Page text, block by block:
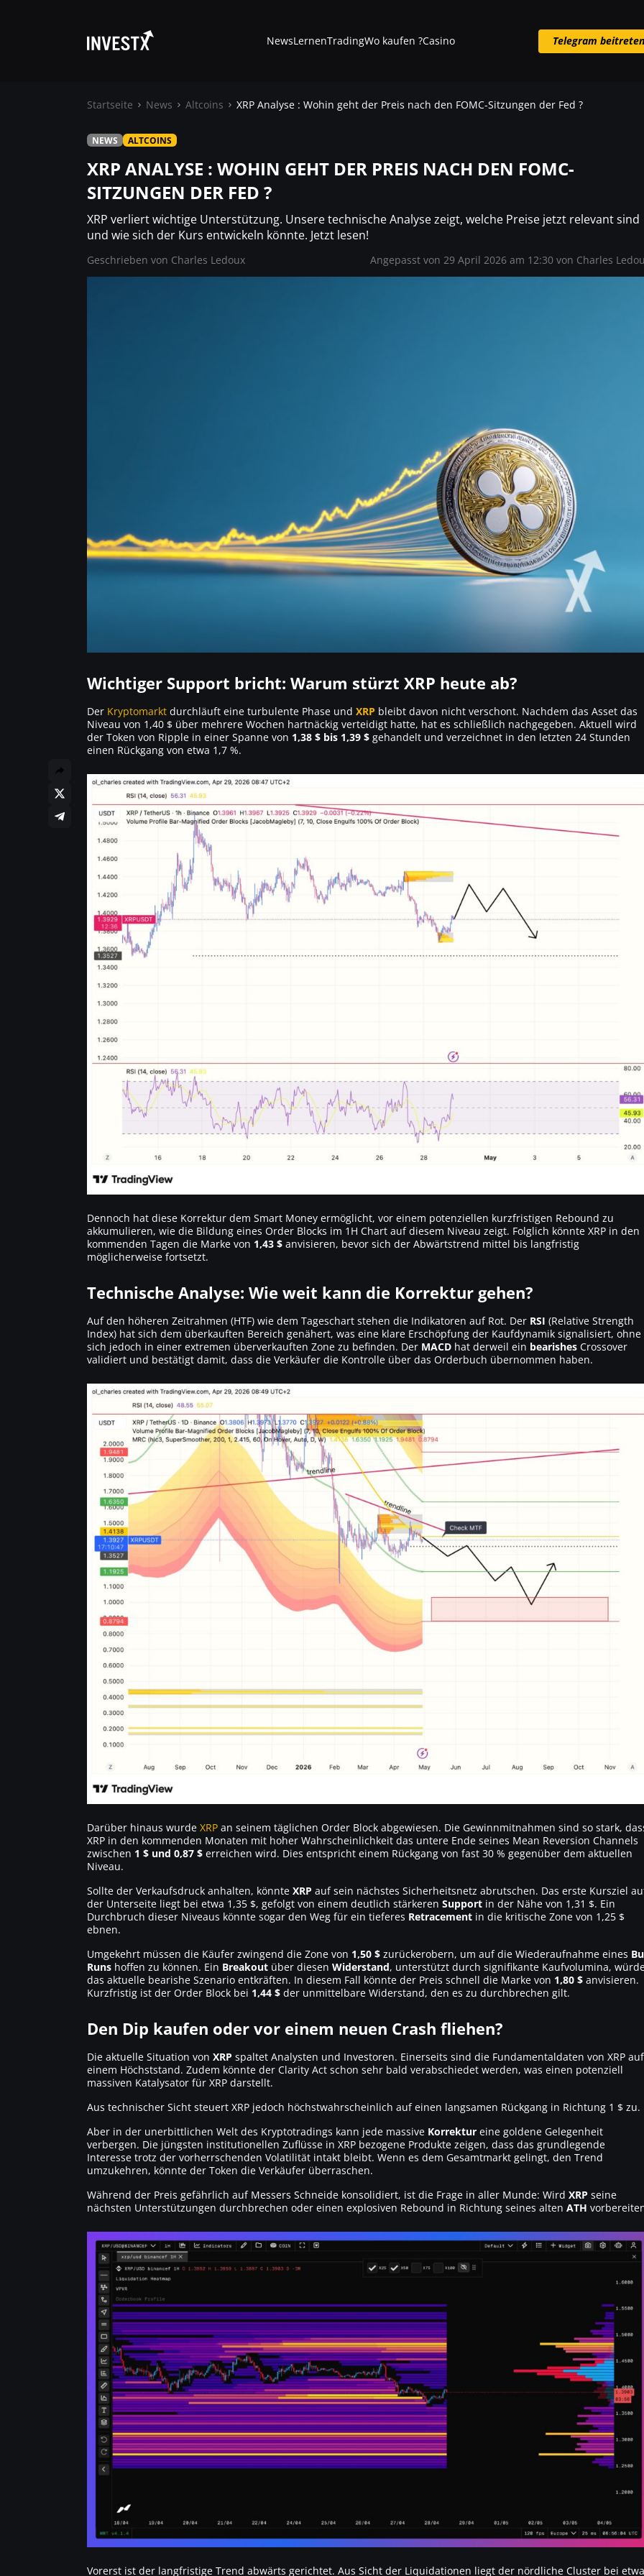
News
Lernen
Trading
Wo kaufen ?
NewsLernenTradingWo kaufen ?Casino Telegram beitreten
Startseite News Altcoins XRP Analyse : Wohin geht der Preis nach den FOMC-Sitzungen der Fed ?
NEWS ALTCOINS
XRP ANALYSE : WOHIN GEHT DER PREIS NACH DEN FOMC-
SITZUNGEN DER FED ?
XRP verliert wichtige Unterstützung. Unsere technische Analyse zeigt, welche Preise jetzt relevant sind
und wie sich der Kurs entwickeln könnte. Jetzt lesen!
Geschrieben von Charles Ledoux Angepasst von 29 April 2026 am 12:30 von Charles
Wichtiger Support bricht: Warum stürzt XRP heute ab?
Der Kryptomarkt durchläuft eine turbulente Phase und XRP bleibt davon nicht verschont. Nachdem das Asset das
Niveau von 1,40 $ über mehrere Wochen hartnäckig verteidigt hatte, hat es schließlich nachgegeben. Aktuell wird
der Token von Ripple in einer Spanne von 1,38 $ bis 1,39 $ gehandelt und verzeichnet in den letzten 24 Stunden
einen Rückgang von etwa 1,7 %.
Dennoch hat diese Korrektur dem Smart Money ermöglicht, vor einem potenziellen kurzfristigen Rebound zu
akkumulieren, wie die Bildung eines Order Blocks im 1H Chart auf diesem Niveau zeigt. Folglich könnte XRP in den
kommenden Tagen die Marke von 1,43 $ anvisieren, bevor sich der Abwärtstrend mittel bis langfristig
möglicherweise fortsetzt.
Technische Analyse: Wie weit kann die Korrektur gehen?
Auf den höheren Zeitrahmen (HTF) wie dem Tageschart stehen die Indikatoren auf Rot. Der RSI (Relative Strength
Index) hat sich dem überkauften Bereich genähert, was eine klare Erschöpfung der Kaufdynamik signalisiert, ohne
sich jedoch in einer extremen überverkauften Zone zu befinden. Der MACD hat derweil ein bearishes Crossover
validiert und bestätigt damit, dass die Verkäufer die Kontrolle über das Orderbuch übernommen haben.
Darüber hinaus wurde XRP an seinem täglichen Order Block abgewiesen. Die Gewinnmitnahmen sind so stark,
XRP in den kommenden Monaten mit hoher Wahrscheinlichkeit das untere Ende seines Mean Reversion Channels
zwischen 1 $ und 0,87 $ erreichen wird. Dies entspricht einem Rückgang von fast 30 % gegenüber dem aktuellen
Niveau.
Sollte der Verkaufsdruck anhalten, könnte XRP auf sein nächstes Sicherheitsnetz abrutschen. Das erste Kursziel
der Unterseite liegt bei etwa 1,35 $, gefolgt von einem deutlich stärkeren Support in der Nähe von 1,31 $. Ein
Durchbruch dieser Niveaus könnte sogar den Weg für ein tieferes Retracement in die kritische Zone von 1,25 $
ebnen.
Umgekehrt müssen die Käufer zwingend die Zone von 1,50 $ zurückerobern, um auf die Wiederaufnahme eines
Runs hoffen zu können. Ein Breakout über diesen Widerstand, unterstützt durch signifikante Kaufvolumina,
das aktuelle bearishe Szenario entkräften. In diesem Fall könnte der Preis schnell die Marke von 1,80 $ anvisieren.
Kurzfristig ist der Order Block bei 1,44 $ der unmittelbare Widerstand, den es zu durchbrechen gilt.
Den Dip kaufen oder vor einem neuen Crash fliehen?
Die aktuelle Situation von XRP spaltet Analysten und Investoren. Einerseits sind die Fundamentaldaten von XRP auf
einem Höchststand. Zudem könnte der Clarity Act schon sehr bald verabschiedet werden, was einen potenziell
massiven Katalysator für XRP darstellt.
Aus technischer Sicht steuert XRP jedoch höchstwahrscheinlich auf einen langsamen Rückgang in Richtung 1 $ zu.
Aber in der unerbittlichen Welt des Kryptotradings kann jede massive Korrektur eine goldene Gelegenheit
verbergen. Die jüngsten institutionellen Zuflüsse in XRP bezogene Produkte zeigen, dass das grundlegende
Interesse trotz der vorherrschenden Volatilität intakt bleibt. Wenn es dem Gesamtmarkt gelingt, den Trend
umzukehren, könnte der Token die Verkäufer überraschen.
Während der Preis gefährlich auf Messers Schneide konsolidiert, ist die Frage in aller Munde: Wird XRP seine
nächsten Unterstützungen durchbrechen oder einen explosiven Rebound in Richtung seines alten ATH
Vorerst ist der langfristige Trend abwärts gerichtet. Aus Sicht der Liquidationen liegt der nördliche Cluster bei etwa